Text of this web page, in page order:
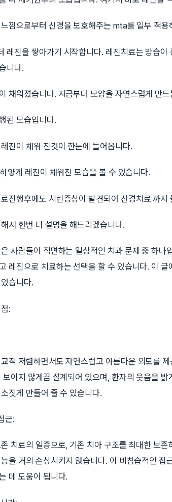
낌으로부터 신경을 보호해주는 mta를 일부 적용
레진을 쌓아가기 시작합니다. 레진치료는 방습
니다.
채워졌습니다. 지금부터 모양을 자연스럽게 만
된 모습입니다.
진이 채워 진것이 한눈에 들어옵니다.
얗게 레진이 채워진 모습을 볼 수 있습니다.
진행후에도 시린증상이 발견되어 신경치료 까지
서 한번 더 설명을 해드리겠습니다.
사람들이 직면하는 일상적인 치과 문제 중 하나
레진으로 치료하는 선택을 할 수 있습니다. 이
습니다.
:
적 저렴하면서도 자연스럽고 아름다운 외모를
보이지 않게끔 설계되어 있으며, 환자의 웃음을
짓게 만들어 줄 수 있습니다.
근:
치료의 일종으로, 기존 치아 구조를 최대한 보
을 거의 손상시키지 않습니다. 이 비침습적인 접
데 도움이 됩니다.